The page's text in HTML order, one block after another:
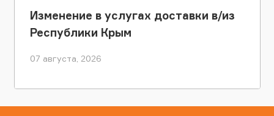
Изменение в услугах доставки в/из
Республики Крым
07 августа, 2026